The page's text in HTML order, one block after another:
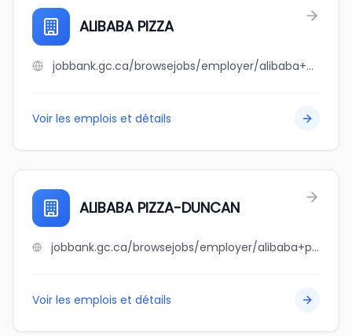
ALIBABA PIZZA
jobbank.gc.ca/browsejobs/employer/alibaba+pizza/ca
Voir les emplois et détails
ALIBABA PIZZA-DUNCAN
jobbank.gc.ca/browsejobs/employer/alibaba+pizza-duncan/ca
Voir les emplois et détails